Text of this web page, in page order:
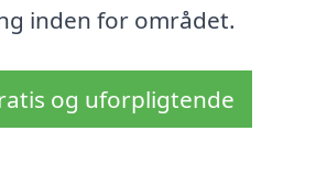
inden for området.
og uforpligtende